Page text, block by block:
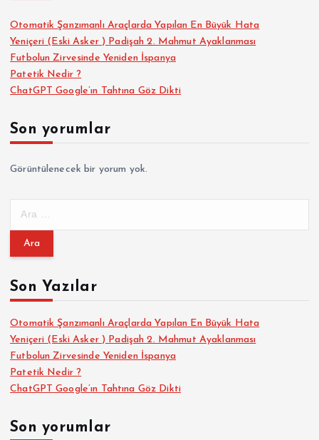
Otomatik Şanzımanlı Araçlarda Yapılan En Büyük Hata
Yeniçeri (Eski Asker ) Padişah 2. Mahmut Ayaklanması
Futbolun Zirvesinde Yeniden İspanya
Patetik Nedir ?
ChatGPT Google’ın Tahtına Göz Dikti
Son yorumlar
Görüntülenecek bir yorum yok.
m
:Son Yazılar
Otomatik Şanzımanlı Araçlarda Yapılan En Büyük Hata
Yeniçeri (Eski Asker ) Padişah 2. Mahmut Ayaklanması
Futbolun Zirvesinde Yeniden İspanya
Patetik Nedir ?
ChatGPT Google’ın Tahtına Göz Dikti
Son yorumlar